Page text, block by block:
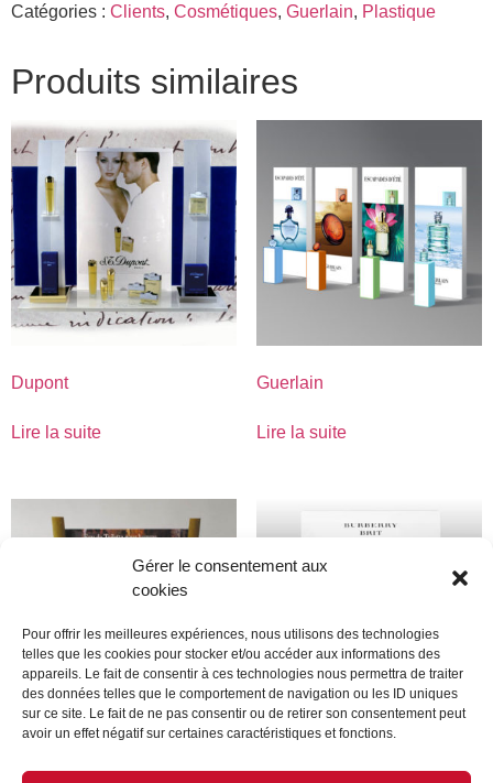
Gérer le consentement aux
cookies
Pour offrir les meilleures expériences, nous utilisons des technologies
telles que les cookies pour stocker et/ou accéder aux informations des
appareils. Le fait de consentir à ces technologies nous permettra de traiter
des données telles que le comportement de navigation ou les ID uniques
sur ce site. Le fait de ne pas consentir ou de retirer son consentement peut
avoir un effet négatif sur certaines caractéristiques et fonctions.
Catégories : Clients, Cosmétiques, Guerlain, Plastique
Produits similaires
Dupont
Lire la suite
Guerlain
Lire la suite